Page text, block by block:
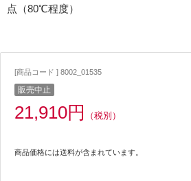
点（80℃程度）
[商品コード ] 8002_01535
販売中止
21,910円 （税別）
商品価格には送料が含まれています。